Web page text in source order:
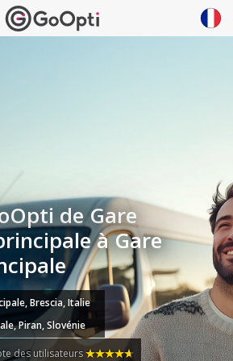
de Gare
à Gare
Brescia, Italie
Piran, Slovénie
des utilisateurs